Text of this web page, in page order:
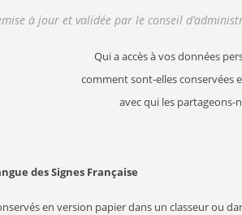
à jour et validée par le conseil
Qui a accès à vos données
comment sont-elles conservées
avec qui les partageons-
des Signes Française
en version papier dans un classeur ou